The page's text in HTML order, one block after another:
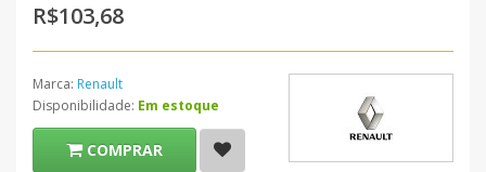
R$103,68
Marca: Renault
Disponibilidade: Em estoque
COMPRAR